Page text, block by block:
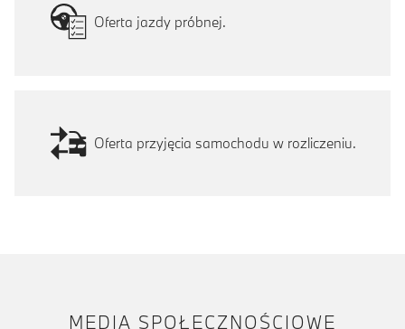
Oferta jazdy próbnej.
Oferta przyjęcia samochodu w rozliczeniu.
MEDIA SPOŁECZNOŚCIOWE